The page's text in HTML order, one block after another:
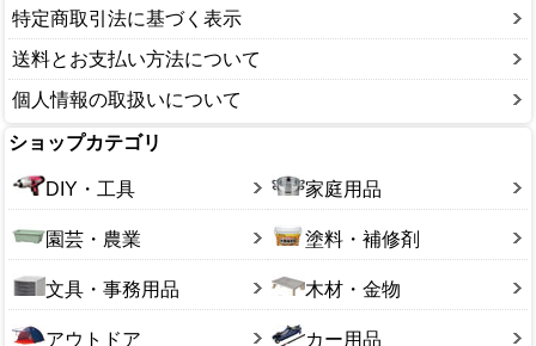
特定商取引法に基づく表示
送料とお支払い方法について
個人情報の取扱いについて
ショップカテゴリ
DIY・工具 家庭用品
園芸・農業 塗料・補修剤
文具・事務用品 木材・金物
アウトドア カー用品